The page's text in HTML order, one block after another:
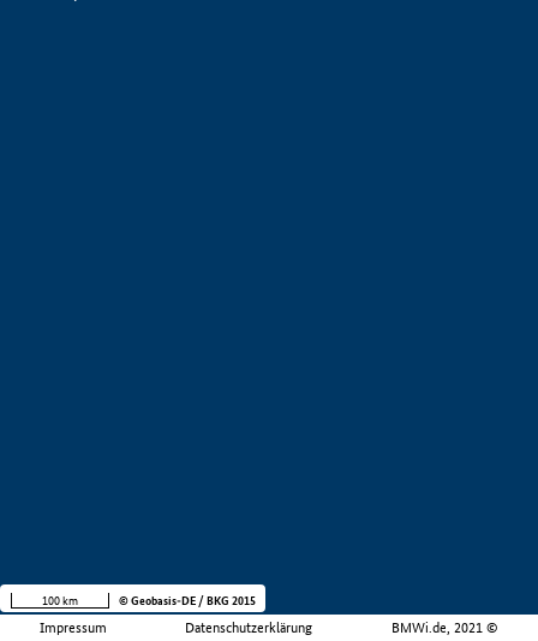
Impressum Datenschutzerklärung BMWi.de, 2021 ©
100 km © Geobasis-DE / BKG 2015